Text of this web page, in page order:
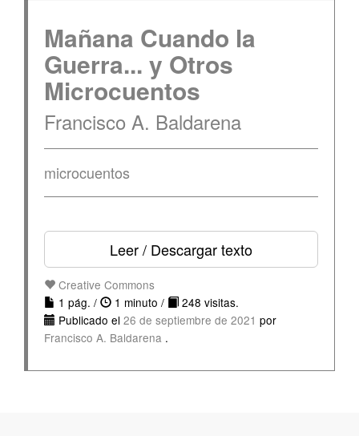
Mañana Cuando la
Guerra... y Otros
Microcuentos
Francisco A. Baldarena
microcuentos
Leer / Descargar texto
Creative Commons
1 pág. /
1 minuto /
248 visitas.
Publicado el 26 de septiembre de 2021 por
Francisco A. Baldarena .